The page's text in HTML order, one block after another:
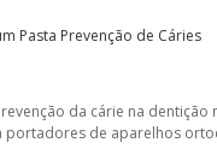
Pasta Prevenção de Cáries
da cárie na dentição
portadores de aparelhos